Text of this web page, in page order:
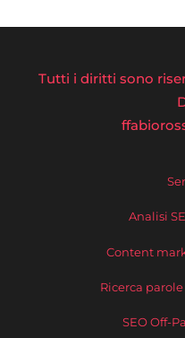
Tutti i diritti sono
Analisi
Content
Ricerca
SEO Off-